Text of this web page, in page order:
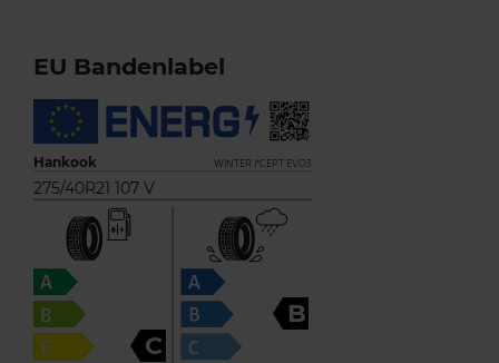
EU Bandenlabel
Hankook WINTER I*CEPT EVO3
275/40R21 107 V
C
B